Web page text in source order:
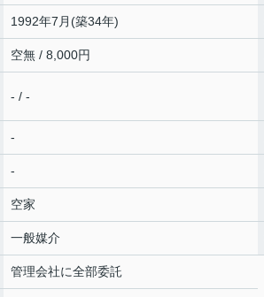
1992年7月(築34年)
空無 / 8,000円
- / -
-
-
空家
一般媒介
管理会社に全部委託